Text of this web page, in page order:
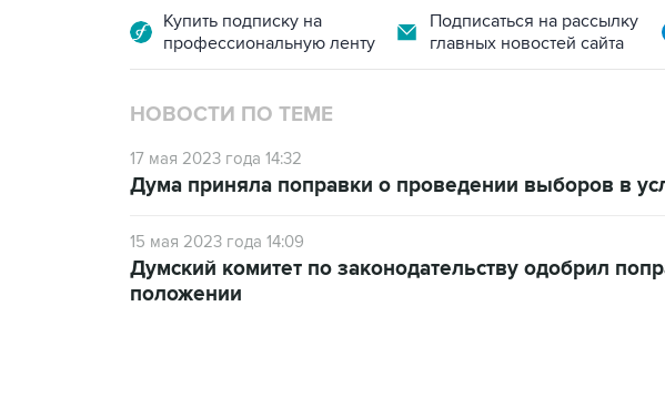
Купить подписку на
профессиональную ленту
Подписаться на рассылку
главных новостей сайта
НОВОСТИ ПО ТЕМЕ
17 мая 2023 года 14:32
Дума приняла поправки о проведении выборов в
15 мая 2023 года 14:09
Думский комитет по законодательству одобрил
положении